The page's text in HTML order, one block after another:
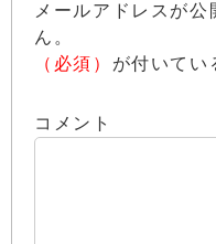
メールアドレスが
ん。
（必須） が付いてい
コメント